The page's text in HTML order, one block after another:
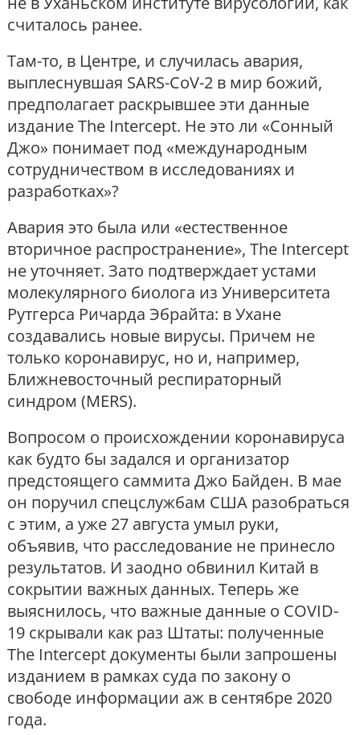
считалось ранее.
Там-то, в Центре, и случилась авария,
выплеснувшая SARS-CoV-2 в мир божий,
предполагает раскрывшее эти данные
издание The Intercept. Не это ли «Сонный
Джо» понимает под «международным
сотрудничеством в исследованиях и
разработках»?
Авария это была или «естественное
вторичное распространение», The Intercept
не уточняет. Зато подтверждает устами
молекулярного биолога из Университета
Рутгерса Ричарда Эбрайта: в Ухане
создавались новые вирусы. Причем не
только коронавирус, но и, например,
Ближневосточный респираторный
синдром (MERS).
Вопросом о происхождении коронавируса
как будто бы задался и организатор
предстоящего саммита Джо Байден. В мае
он поручил спецслужбам США разобраться
с этим, а уже 27 августа умыл руки,
объявив, что расследование не принесло
результатов. И заодно обвинил Китай в
сокрытии важных данных. Теперь же
выяснилось, что важные данные о COVID-
19 скрывали как раз Штаты: полученные
The Intercept документы были запрошены
изданием в рамках суда по закону о
свободе информации аж в сентябре 2020
года.